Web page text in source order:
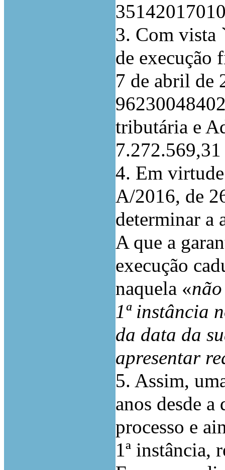
3. Com vista
de execução
7 de abril de
tributária e
4. Em
A/2016, de
determinar a
A que a
execução
naquela «
1ª instância
da data da
apresentar
5. Assim,
anos desde a
processo e
1ª instância,